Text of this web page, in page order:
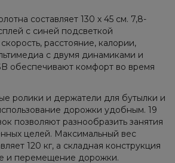
составляет 130 х 45 см. 7,8-
с синей подсветкой
расстояние, калории,
с двумя динамиками и
обеспечивают комфорт во время
ролики и держатели для бутылки и
дорожки удобным. 19
позволяют разнообразить занятия
целей. Максимальный вес
120 кг, а складная конструкция
и перемещение дорожки.